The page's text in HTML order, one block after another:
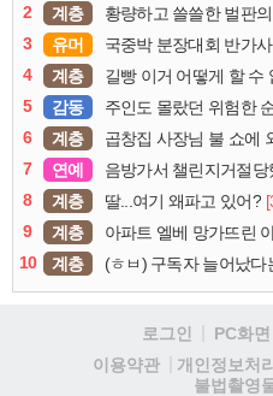
2
계층 황량하고 쓸쓸한 벌판
3
유머 국중박 분장대회 반가
4
계층 길빵 이거 어떻게 할 수
5
감동 주인도 몰랐던 위험한
6
계층 곱창집 사장님 불 쇼에
7
연예 음방가서 챌린지거절당
8
계층 딸...여기 왜파고 있어?
9
계층 아파트 엘베 망가뜨린
10
계층 (ㅎㅂ) 구독자 늘어났다
로그인 PC화면
이용약관
개인정보처
불법촬영